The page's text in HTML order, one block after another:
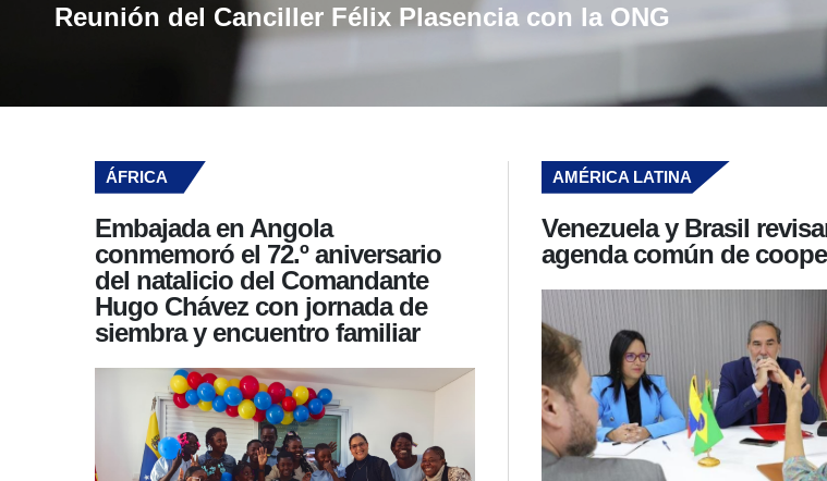
Reunión del Canciller Félix Plasencia con la ONG
ÁFRICA
Embajada en Angola
conmemoró el 72.º aniversario
del natalicio del Comandante
Hugo Chávez con jornada de
siembra y encuentro familiar
AMÉRICA LATINA
Venezuela y Brasil
agenda común de